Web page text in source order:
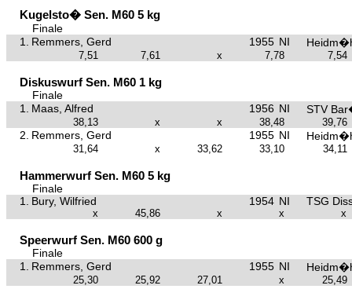
Kugelsto� Sen. M60 5 kg
Finale
1.
Remmers, Gerd 1955 NI
7,51 7,61 x 7,78 7,54
Diskuswurf Sen. M60 1 kg
Finale
1.
Maas, Alfred 1956 NI STV
38,13 x x 38,48 39,76
2. Remmers, Gerd 1955 NI
31,64 x 33,62 33,10 34,11
Hammerwurf Sen. M60 5 kg
Finale
1.
Bury, Wilfried 1954 NI TSG
x 45,86 x x x
Speerwurf Sen. M60 600 g
Finale
1.
Remmers, Gerd 1955 NI
25,30 25,92 27,01 x 25,49